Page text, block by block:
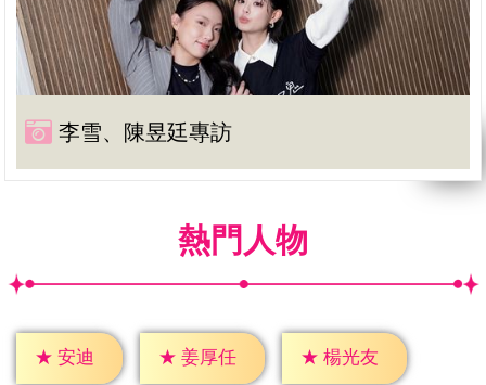
李雪、陳昱廷專訪
熱門人物
★ 安迪 ★ 姜厚任 ★ 楊光友